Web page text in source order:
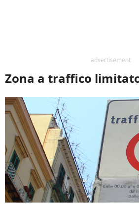
advertisement
Zona a traffico